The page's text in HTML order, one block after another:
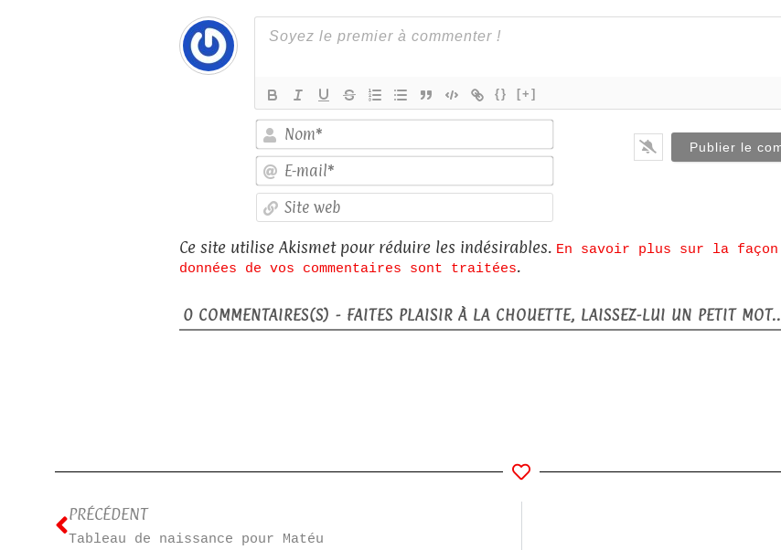
{} [+]
Nom*
E-
mail*
web
Ce site utilise Akismet pour réduire les indésirables. En savoir plus sur la
données de vos commentaires sont traitées.
0 COMMENTAIRES(S) - FAITES PLAISIR À LA CHOUETTE, LAISSEZ-LUI UN PETIT
PRÉCÉDENT
Tableau de naissance pour Matéu